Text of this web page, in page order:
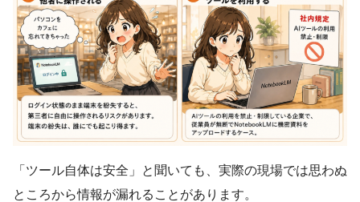
「ツール自体は安全」と聞いても、実際の現場では思わぬ
ところから情報が漏れることがあります。